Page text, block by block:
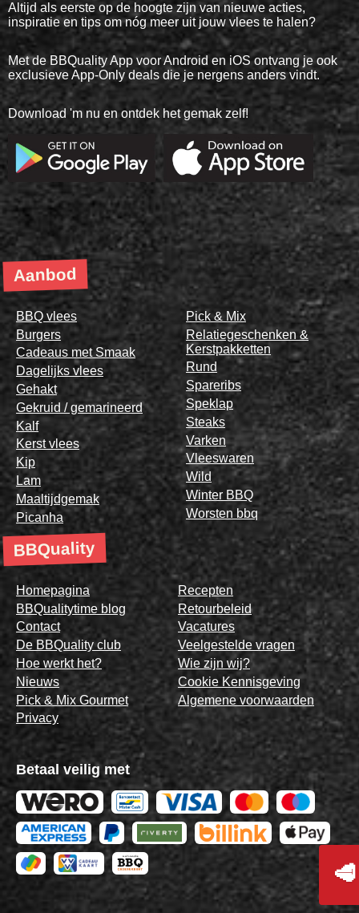
Altijd als eerste op de hoogte zijn van nieuwe acties,
inspiratie en tips om nóg meer uit jouw vlees te halen?
Met de BBQuality App voor Android en iOS ontvang je ook
exclusieve App-Only deals die je nergens anders vindt.
Download 'm nu en ontdek het gemak zelf!
Aanbod
BBQ vlees
Burgers
Cadeaus met Smaak
Dagelijks vlees
Gehakt
Gekruid / gemarineerd
Kalf
Kerst vlees
Kip
Lam
Maaltijdgemak
Picanha
Pick & Mix
Relatiegeschenken &
Kerstpakketten
Rund
Spareribs
Speklap
Steaks
Varken
Vleeswaren
Wild
Winter BBQ
Worsten bbq
BBQuality
Homepagina
BBQualitytime blog
Contact
De BBQuality club
Hoe werkt het?
Nieuws
Pick & Mix Gourmet
Privacy
Recepten
Retourbeleid
Vacatures
Veelgestelde vragen
Wie zijn wij?
Cookie Kennisgeving
Algemene voorwaarden
Betaal veilig met
🥩